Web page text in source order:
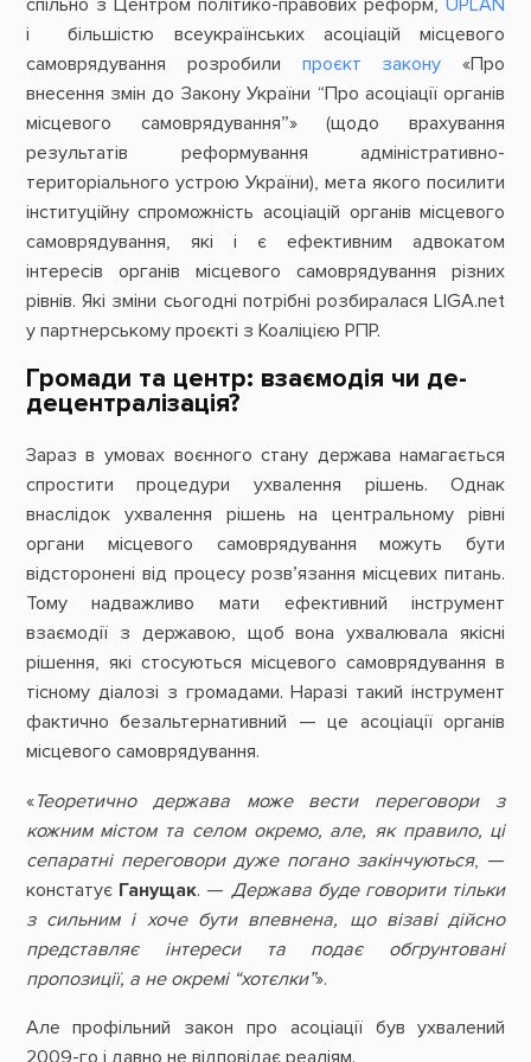
спільно з Центром політико-правових реформ,UPLAN
і більшістю всеукраїнських асоціацій місцевого
самоврядування розробили проєкт закону «Про
внесення змін до Закону України “Про асоціації органів
місцевого самоврядування”» (щодо врахування
результатів реформування адміністративно-
територіального устрою України), мета якого посилити
інституційну спроможність асоціацій органів місцевого
самоврядування, які і є ефективним адвокатом
інтересів органів місцевого самоврядування різних
рівнів. Які зміни сьогодні потрібні розбиралася LIGA.net
у партнерському проєкті з Коаліцією РПР.
Громади та центр: взаємодія чи де-
децентралізація?
Зараз в умовах воєнного стану держава намагається
спростити процедури ухвалення рішень. Однак
внаслідок ухвалення рішень на центральному рівні
органи місцевого самоврядування можуть бути
відсторонені від процесу розв’язання місцевих питань.
Тому надважливо мати ефективний інструмент
взаємодії з державою, щоб вона ухвалювала якісні
рішення, які стосуються місцевого самоврядування в
тісному діалозі з громадами. Наразі такий інструмент
фактично безальтернативний — це асоціації органів
місцевого самоврядування.
«Теоретично держава може вести переговори з
кожним містом та селом окремо, але, як правило, ці
сепаратні переговори дуже погано закінчуються, —
констатує Ганущак. — Держава буде говорити тільки
з сильним і хоче бути впевнена, що візаві дійсно
представляє інтереси та подає обгрунтовані
пропозиції, а не окремі “хотєлки”».
Але профільний закон про асоціації був ухвалений
2009-го і давно не відповідає реаліям.